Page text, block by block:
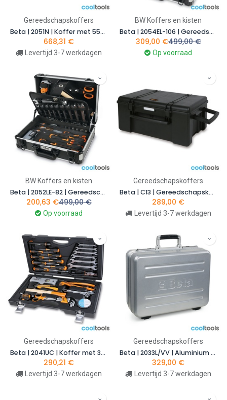
Gereedschapskoffers
Beta | 2051N | Koffer met 55-delig assortiment voor nautisch onderhoud | 020510235
668,31 €
Levertijd 3-7 werkdagen
BW Koffers en kisten
Beta | 2054EL-106 | Gereedschapskoffer 106-delig voor elektrotechnisch onderhoud, met EVA-schalen | 020546380
309,00 €499,00€
Op voorraad
BW Koffers en kisten
Beta | 2052LE-82 | Gereedschapskoffer 82-delig voor algemeen onderhoud | 020526001
200,63 €499,00€
Op voorraad
Gereedschapskoffers
Beta | C13 | Gereedschapskoffer met wielen, slijtvast polypropyleen | 021130000
289,00 €
Levertijd 3-7 werkdagen
Gereedschapskoffers
Beta | 2041UC | Koffer met 33-delig assortiment gereedschappen | 020410225
290,21 €
Levertijd 3-7 werkdagen
Gereedschapskoffers
Beta | 2033L/VV | Aluminium gereedschapskoffer, leeg | 020330250
329,00 €
Levertijd 3-7 werkdagen